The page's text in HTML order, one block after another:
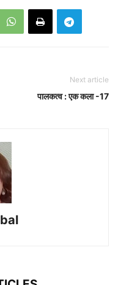
Next article
पालकत्व : एक कला -17